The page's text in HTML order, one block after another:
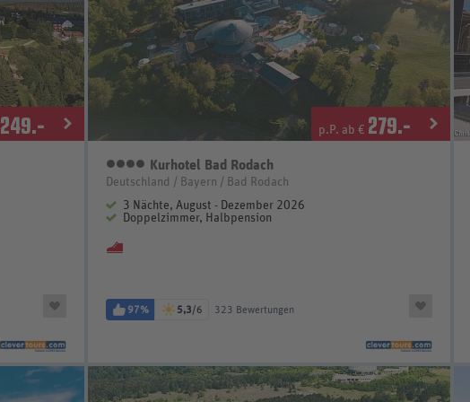
249.- p.P. ab € 279.-
4 Sterne
Kurhotel Bad Rodach
Deutschland / Bayern / Bad Rodach
3 Nächte, August - Dezember 2026
Doppelzimmer, Halbpension
97% 5,3/6 323 Bewertungen